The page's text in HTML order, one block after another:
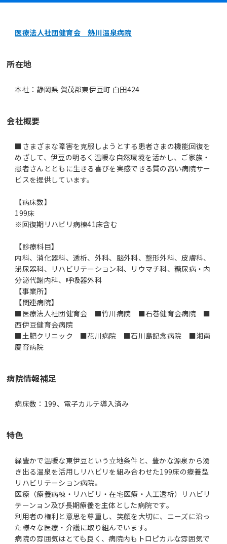
医療法人社団健育会 熱川温泉病院
所在地
本社：静岡県 賀茂郡東伊豆町 白田424
会社概要
■さまざまな障害を克服しようとする患者さまの機能回復を
めざして、伊豆の明るく温暖な自然環境を活かし、ご家族・
患者さんとともに生きる喜びを実感できる質の高い病院サー
ビスを提供しています。
【病床数】
199床
※回復期リハビリ病棟41床含む
【診療科目】
内科、消化器科、透析、外科、脳外科、整形外科、皮膚科、
泌尿器科、リハビリテーション科、リウマチ科、糖尿病・内
分泌代謝内科、呼吸器外科
【事業所】
【関連病院】
■医療法人社団健育会 ■竹川病院 ■石巻健育会病院 ■
西伊豆健育会病院
■土肥クリニック ■花川病院 ■石川島記念病院 ■湘南
慶育病院
病院情報補足
病床数：199、電子カルテ導入済み
特色
緑豊かで温暖な東伊豆という立地条件と、豊かな源泉から湧
き出る温泉を活用しリハビリを組み合わせた199床の療養型
リハビリテーション病院。
医療（療養病棟・リハビリ・在宅医療・人工透析）リハビリ
テーンョン及び長期療養を主体とした病院です。
利用者の権利と意思を尊重し、笑顔を大切に、ニーズに沿っ
た様々な医療・介護に取り組んでいます。
病院の雰囲気はとても良く、病院内もトロピカルな雰囲気で